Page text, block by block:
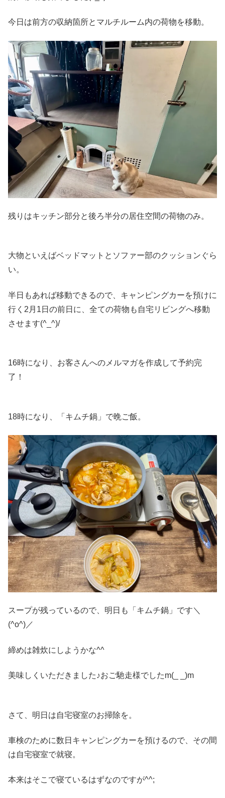
今日は前方の収納箇所とマルチルーム内の荷物を移動。
残りはキッチン部分と後ろ半分の居住空間の荷物のみ。
大物といえばベッドマットとソファー部のクッションぐら
い。
半日もあれば移動できるので、キャンピングカーを預けに
行く2月1日の前日に、全ての荷物も自宅リビングへ移動
させます(^_^)/
16時になり、お客さんへのメルマガを作成して予約完
了！
18時になり、「キムチ鍋」で晩ご飯。
スープが残っているので、明日も「キムチ鍋」です＼
(^o^)／
締めは雑炊にしようかな^^
美味しくいただきました♪おご馳走様でしたm(_ _)m
さて、明日は自宅寝室のお掃除を。
車検のために数日キャンピングカーを預けるので、その間
は自宅寝室で就寝。
本来はそこで寝ているはずなのですが^^;